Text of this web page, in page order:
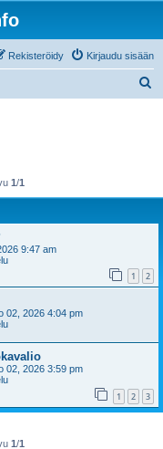
Kirjaudu sisään
Rekisteröidy
1/1
9:47 am
1 2
02, 2026 4:04 pm
02, 2026 3:59 pm
1 2 3
1/1